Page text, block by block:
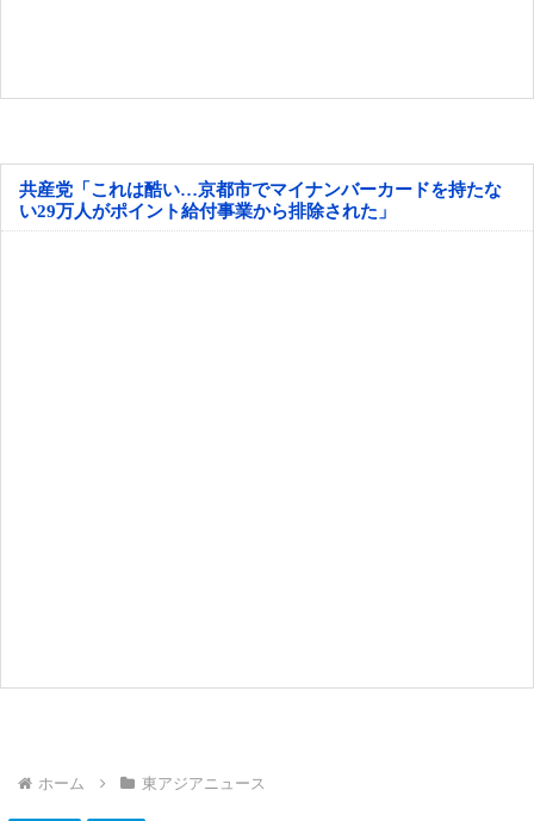
共産党「これは酷い…京都市でマイナンバーカードを持たな
い29万人がポイント給付事業から排除された」
ホーム 東アジアニュース